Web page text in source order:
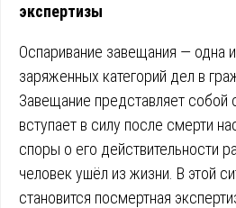
экспертизы
Оспаривание завещания — одна
заряженных категорий дел в
Завещание представляет
вступает в силу после смерти
споры о его действительности
человек ушёл из жизни. В этой
становится посмертная